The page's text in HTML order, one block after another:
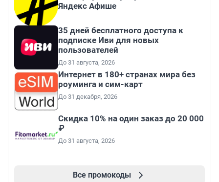
Яндекс Афише
35 дней бесплатного доступа к
подписке Иви для новых
пользователей
До 31 августа, 2026
Интернет в 180+ странах мира без
роуминга и сим-карт
До 31 декабря, 2026
Скидка 10% на один заказ до 20 000
₽
До 31 августа, 2026
Все промокоды